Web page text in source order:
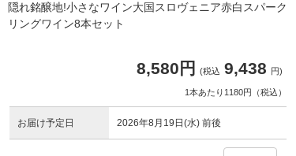
隠れ銘醸地!小さなワイン大国スロヴェニア赤白スパーク
リングワイン8本セット
8,580円 (税込 9,438 円)
1本あたり1180円（税込）
お届け予定日 2026年8月19日(水) 前後